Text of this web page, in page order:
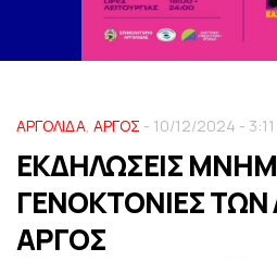
ΑΡΓΟΛΙΔΑ, ΑΡΓΟΣ - 10/12/2024 - 3:11
ΕΚΔΗΛΩΣΕΙΣ
ΓΕΝΟΚΤΟΝΙΕΣ
ΑΡΓΟΣ